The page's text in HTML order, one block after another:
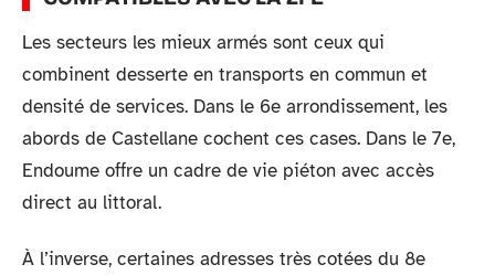
Les secteurs les mieux armés sont ceux qui
combinent desserte en transports en commun et
densité de services. Dans le 6e arrondissement, les
abords de Castellane cochent ces cases. Dans le 7e,
Endoume offre un cadre de vie piéton avec accès
direct au littoral.
À l’inverse, certaines adresses très cotées du 8e